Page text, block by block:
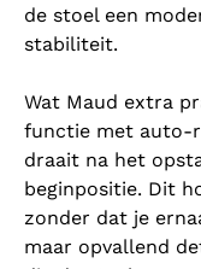
de stoel een
stabiliteit.
Wat Maud extra
functie met auto-
draait na het
beginpositie. Dit
zonder dat je
maar opvallend